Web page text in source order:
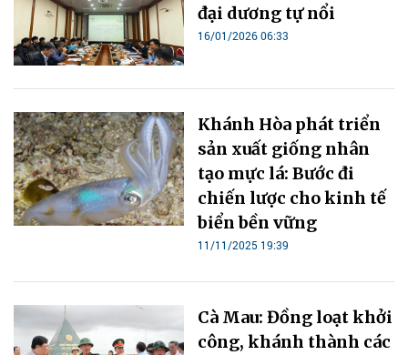
đại dương tự nổi
16/01/2026 06:33
Khánh Hòa phát triển
sản xuất giống nhân
tạo mực lá: Bước đi
chiến lược cho kinh tế
biển bền vững
11/11/2025 19:39
Cà Mau: Đồng loạt khởi
công, khánh thành các